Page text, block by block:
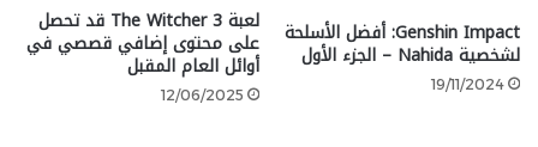
Phantom Blade Zero بالقول أنه
لا أحد يحتاج Xbox
. لكنه
عاد وقال بأنه قد يفكر في طرحها للجهاز لاحقاً.
Genshin Impact: أفضل الأسلحة
لشخصية Nahida – الجزء الأول
19/11/2024
لعبة The Witcher 3 قد تحصل
على محتوى إضافي قصصي في
أوائل العام المقبل
12/06/2025